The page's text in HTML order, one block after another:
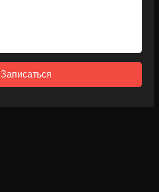
Записаться